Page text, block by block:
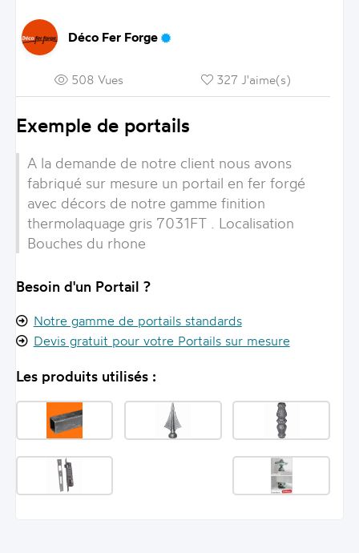
Déco Fer Forge
508 Vues 327 J'aime(s)
Exemple de portails
A la demande de notre client nous avons
fabriqué sur mesure un portail en fer forgé
avec décors de notre gamme finition
thermolaquage gris 7031FT . Localisation
Bouches du rhone
Besoin d'un Portail ?
Notre gamme de portails standards
Devis gratuit pour votre Portails sur mesure
Les produits utilisés :